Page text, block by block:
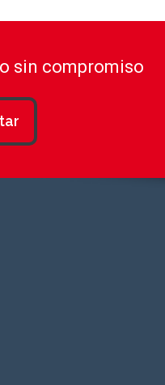
sin compromiso